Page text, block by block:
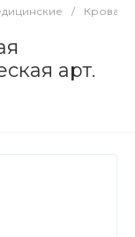
/ Кровати
арт.